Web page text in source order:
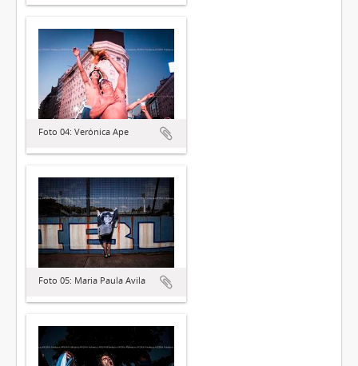
Foto 04: Verónica Ape
Foto 05: Maria Paula Avila